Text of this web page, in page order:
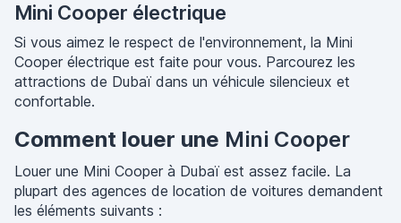
Mini Cooper électrique
Si vous aimez le respect de l'environnement, la Mini
Cooper électrique est faite pour vous. Parcourez les
attractions de Dubaï dans un véhicule silencieux et
confortable.
Comment louer une Mini Cooper
Louer une Mini Cooper à Dubaï est assez facile. La
plupart des agences de location de voitures demandent
les éléments suivants :